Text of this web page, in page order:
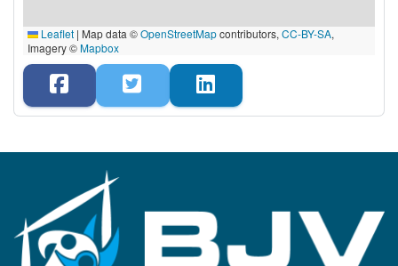
Leaflet | Map data ©OpenStreetMapcontributors, CC-BY-SA,
Imagery ©Mapbox